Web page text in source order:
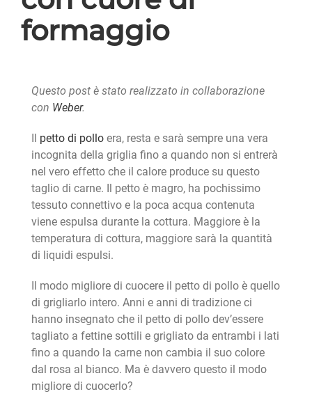
formaggio
Questo post è stato realizzato in collaborazione
con Weber.
petto di polloera, resta e sarà sempre una vera
incognita della griglia fino a quando non si entrerà
nel vero effetto che il calore produce su questo
taglio di carne. Il petto è magro, ha pochissimo
tessuto connettivo e la poca acqua contenuta
viene espulsa durante la cottura. Maggiore è la
temperatura di cottura, maggiore sarà la quantità
di liquidi espulsi.
Il modo migliore di cuocere il petto di pollo è quello
di grigliarlo intero. Anni e anni di tradizione ci
hanno insegnato che il petto di pollo dev’essere
tagliato a fettine sottili e grigliato da entrambi i lati
fino a quando la carne non cambia il suo colore
dal rosa al bianco. Ma è davvero questo il modo
migliore di cuocerlo?